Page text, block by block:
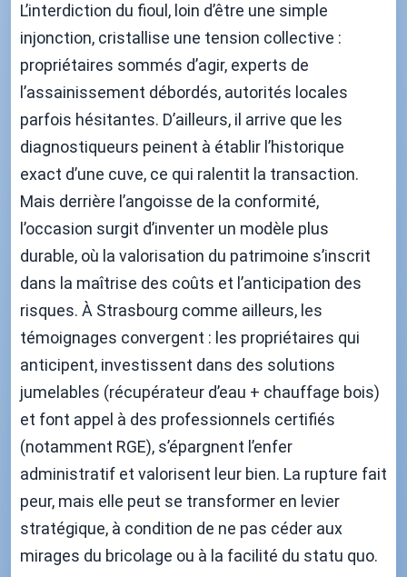
L’interdiction du fioul, loin d’être une simple
injonction, cristallise une tension collective :
propriétaires sommés d’agir, experts de
l’assainissement débordés, autorités locales
parfois hésitantes. D’ailleurs, il arrive que les
diagnostiqueurs peinent à établir l’historique
exact d’une cuve, ce qui ralentit la transaction.
Mais derrière l’angoisse de la conformité,
l’occasion surgit d’inventer un modèle plus
durable, où la valorisation du patrimoine s’inscrit
dans la maîtrise des coûts et l’anticipation des
risques. À Strasbourg comme ailleurs, les
témoignages convergent : les propriétaires qui
anticipent, investissent dans des solutions
jumelables (récupérateur d’eau + chauffage bois)
et font appel à des professionnels certifiés
(notamment RGE), s’épargnent l’enfer
administratif et valorisent leur bien. La rupture fait
peur, mais elle peut se transformer en levier
stratégique, à condition de ne pas céder aux
mirages du bricolage ou à la facilité du statu quo.